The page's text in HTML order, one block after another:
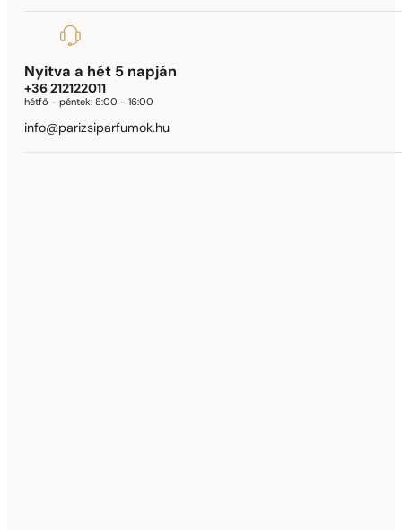
Nyitva a hét 5 napján
+36 212122011
hétfő - péntek:8:00 - 16:00
info@parizsiparfumok.hu